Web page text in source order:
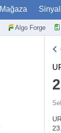
Mağaza
Algo Forge